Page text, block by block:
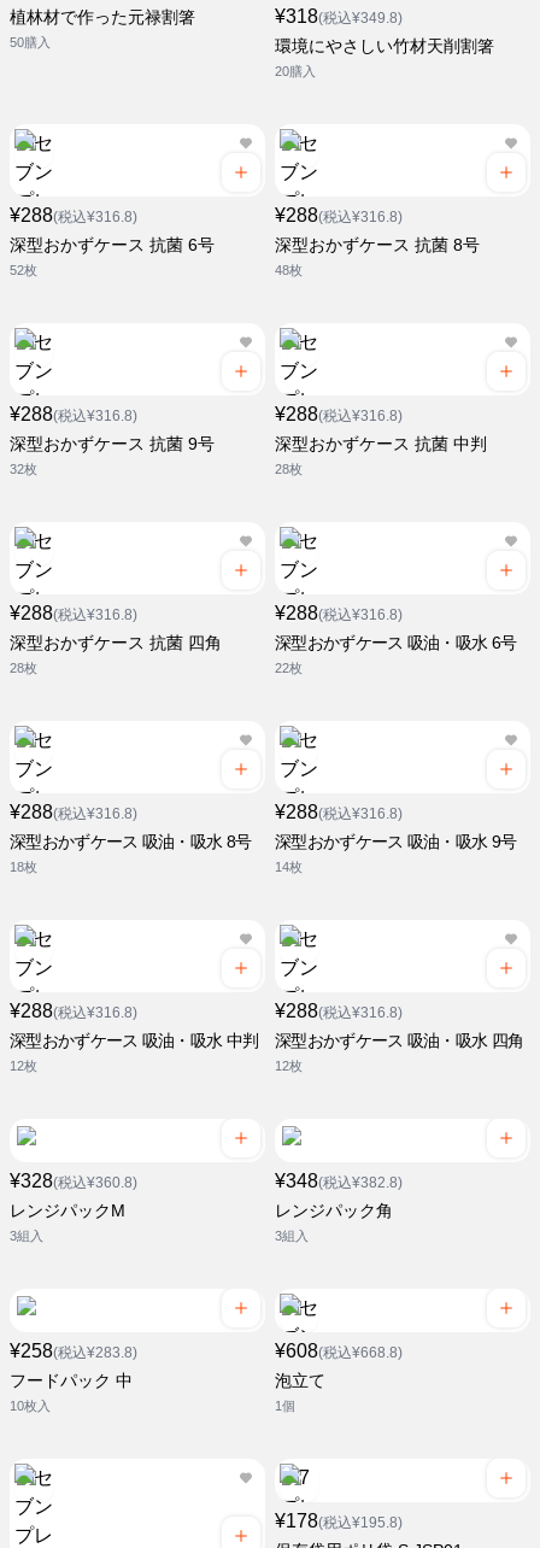
植林材で作った元禄割箸
50膳入
¥318(税込¥349.8)
環境にやさしい竹材天削割箸
20膳入
¥288(税込¥316.8)
深型おかずケース 抗菌 6号
52枚
¥288(税込¥316.8)
深型おかずケース 抗菌 8号
48枚
¥288(税込¥316.8)
深型おかずケース 抗菌 9号
32枚
¥288(税込¥316.8)
深型おかずケース 抗菌 中判
28枚
¥288(税込¥316.8)
深型おかずケース 抗菌 四角
28枚
¥288(税込¥316.8)
深型おかずケース 吸油・吸水 6号
22枚
¥288(税込¥316.8)
深型おかずケース 吸油・吸水 8号
18枚
¥288(税込¥316.8)
深型おかずケース 吸油・吸水 9号
14枚
¥288(税込¥316.8)
深型おかずケース 吸油・吸水 中判
12枚
¥288(税込¥316.8)
深型おかずケース 吸油・吸水 四角
12枚
¥328(税込¥360.8)
レンジパックM
3組入
¥348(税込¥382.8)
レンジパック角
3組入
¥258(税込¥283.8)
フードパック 中
10枚入
¥608(税込¥668.8)
泡立て
1個
¥178(税込¥195.8)